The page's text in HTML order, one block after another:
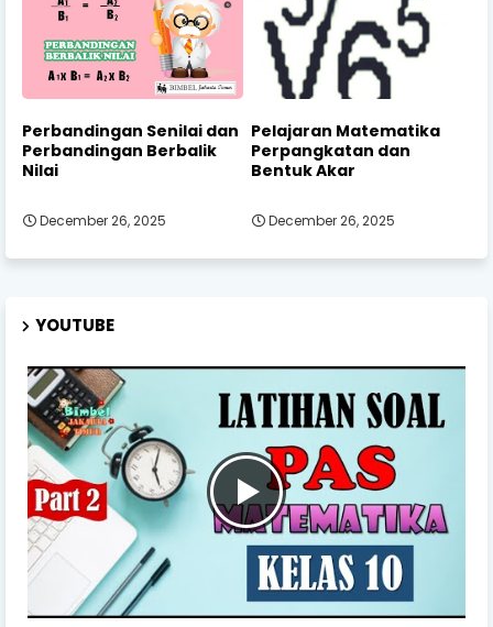
Perbandingan Senilai dan
Perbandingan Berbalik
Nilai
December 26, 2025
Pelajaran Matematika
Perpangkatan dan
Bentuk Akar
December 26, 2025
YOUTUBE